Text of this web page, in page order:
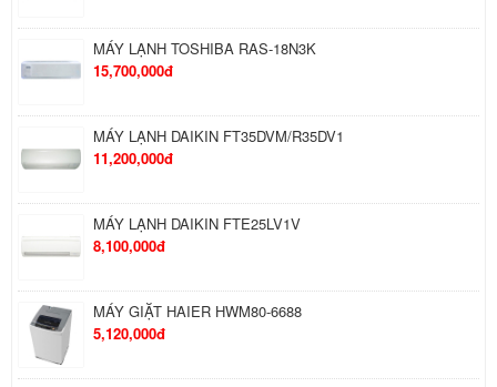
MÁY LẠNH TOSHIBA RAS-18N3K
15,700,000đ
MÁY LẠNH DAIKIN FT35DVM/R35DV1
11,200,000đ
MÁY LẠNH DAIKIN FTE25LV1V
8,100,000đ
MÁY GIẶT HAIER HWM80-6688
5,120,000đ